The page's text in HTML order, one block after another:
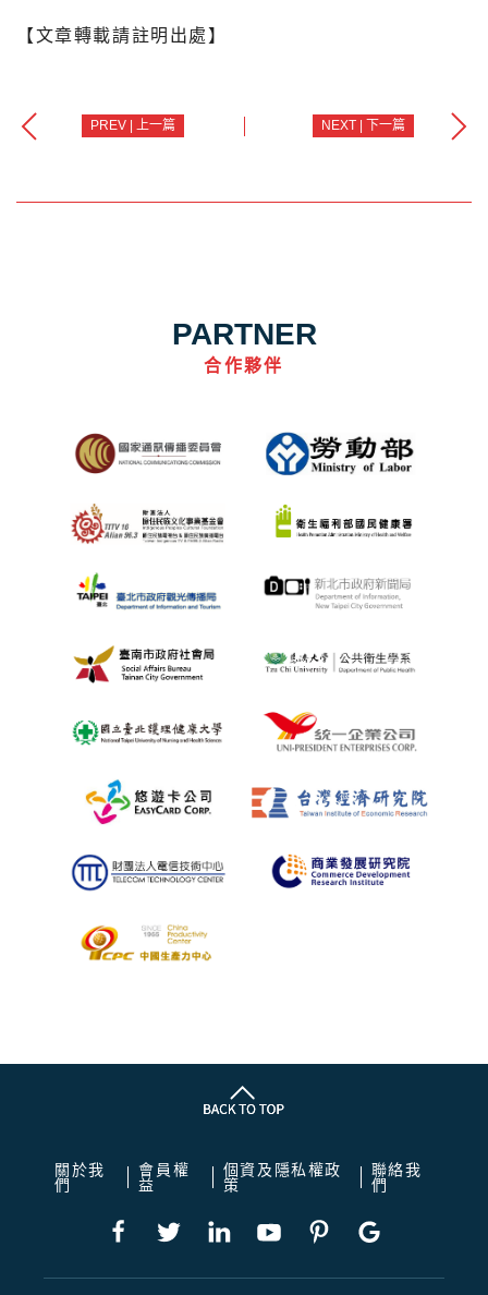
【文章轉載請註明出處】
PREV | 上一篇 NEXT | 下一篇
PARTNER
合作夥伴
關於我
們
會員權
益
個資及隱私權政
策
聯絡我
們